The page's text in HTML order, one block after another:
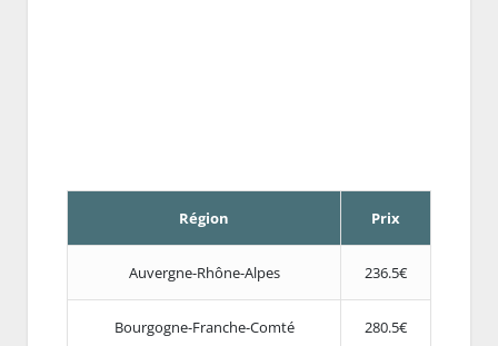
Région Prix
Auvergne-Rhône-Alpes 236.5€
Bourgogne-Franche-Comté 280.5€